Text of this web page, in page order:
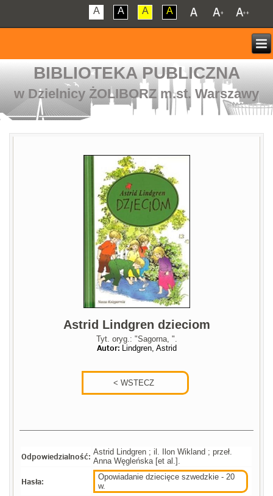
A A A A
BIBLIOTEKA PUBLICZNA
w Dzielnicy ŻOLIBORZ m.st. Warszawy
Astrid Lindgren dzieciom
Tyt. oryg.: "Sagorna, ".
Autor: Lindgren, Astrid
Odpowiedzialność: Astrid Lindgren ; il. Ilon Wikland ; przeł.
Anna Węgleńska [et al.].
Hasła:
Opowiadanie dziecięce szwedzkie - 20
w.